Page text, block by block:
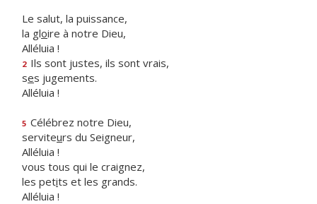
Le salut, la puissance,
la gloire à notre Dieu,
Alléluia !
2 Ils sont justes, ils sont vrais,
ses jugements.
Alléluia !
5 Célébrez notre Dieu,
serviteurs du Seigneur,
Alléluia !
vous tous qui le craignez,
les petits et les grands.
Alléluia !